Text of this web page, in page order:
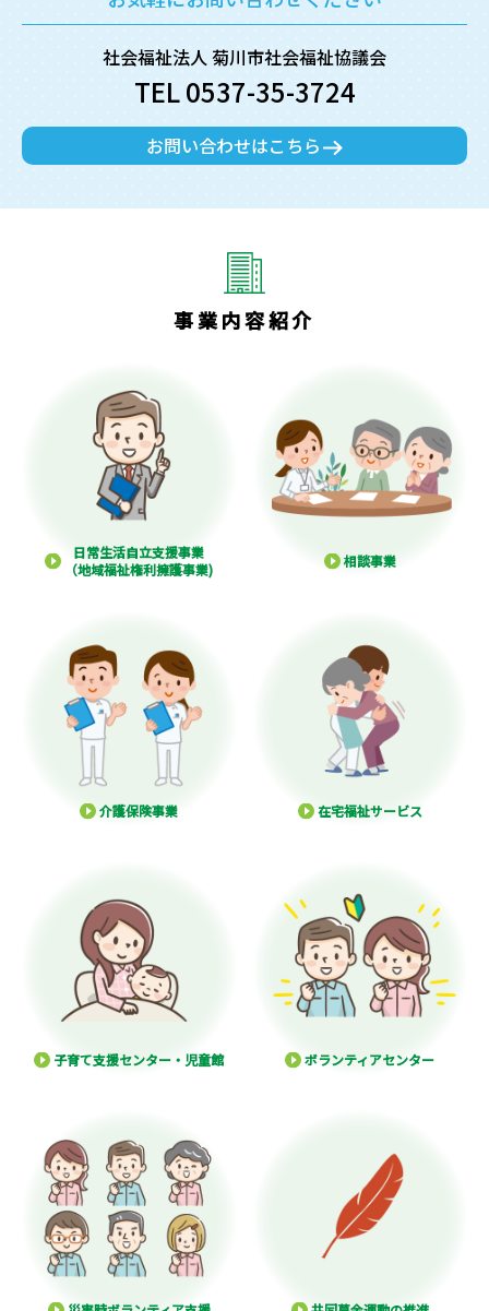
社会福祉法人 菊川市社会福祉協議会
TEL 0537-35-3724
お問い合わせはこちら
事業内容紹介
日常生活自立支援事業
（地域福祉権利擁護事業)
相談事業
介護保険事業 在宅福祉サービス
子育て支援センター・児童館 ボランティアセンター